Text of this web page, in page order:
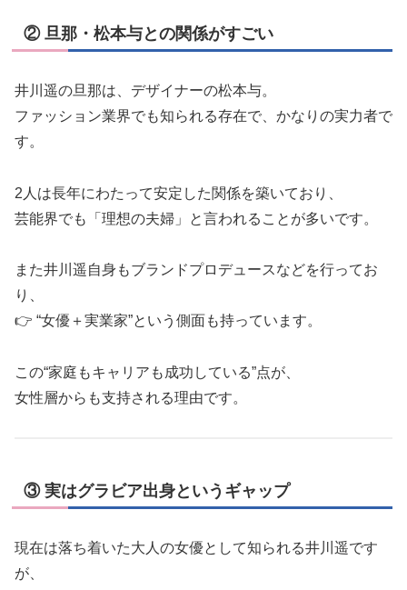
② 旦那・松本与との関係がすごい
井川遥の旦那は、デザイナーの松本与。
ファッション業界でも知られる存在で、かなりの実力者で
す。
2人は長年にわたって安定した関係を築いており、
芸能界でも「理想の夫婦」と言われることが多いです。
また井川遥自身もブランドプロデュースなどを行ってお
り、
👉 “女優＋実業家”という側面も持っています。
この“家庭もキャリアも成功している”点が、
女性層からも支持される理由です。
③ 実はグラビア出身というギャップ
現在は落ち着いた大人の女優として知られる井川遥です
が、